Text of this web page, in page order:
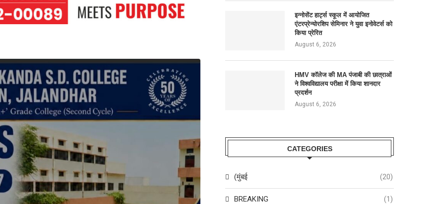
इन्नोसेंट हार्ट्स स्कूल में आयोजित
एंटरप्रेन्योरशिप सेमिनार ने युवा इनोवेटर्स को
किया प्रेरित
August 6, 2026
HMV कॉलेज की MA पंजाबी की छात्राओं
ने विश्वविद्यालय परीक्षा में किया शानदार
प्रदर्शन
August 6, 2026
CATEGORIES
(मुंबई (20)
BREAKING (1)